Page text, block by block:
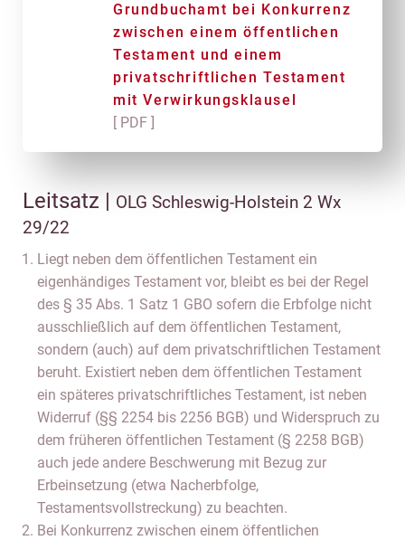
Grundbuchamt bei Konkurrenz
zwischen einem öffentlichen
Testament und einem
privatschriftlichen Testament
mit Verwirkungsklausel
[ PDF ]
Leitsatz | OLG Schleswig-Holstein 2 Wx
29/22
Liegt neben dem öffentlichen Testament ein
eigenhändiges Testament vor, bleibt es bei der Regel
des § 35 Abs. 1 Satz 1 GBO sofern die Erbfolge nicht
ausschließlich auf dem öffentlichen Testament,
sondern (auch) auf dem privatschriftlichen Testament
beruht. Existiert neben dem öffentlichen Testament
ein späteres privatschriftliches Testament, ist neben
Widerruf (§§ 2254 bis 2256 BGB) und Widerspruch zu
dem früheren öffentlichen Testament (§ 2258 BGB)
auch jede andere Beschwerung mit Bezug zur
Erbeinsetzung (etwa Nacherbfolge,
Testamentsvollstreckung) zu beachten.
Bei Konkurrenz zwischen einem öffentlichen